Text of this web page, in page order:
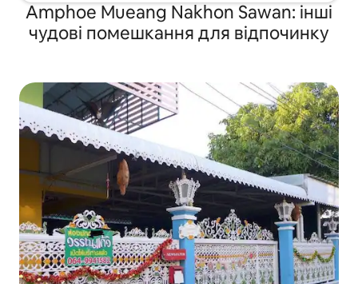
Amphoe Mueang Nakhon Sawan: інші
чудові помешкання для відпочинку